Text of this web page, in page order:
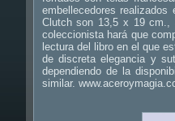
embellecedores
Clutch son 13,5 x 19 cm.,
coleccionista hará que
lectura del libro en el que
de discreta elegancia y
dependiendo de la
similar.